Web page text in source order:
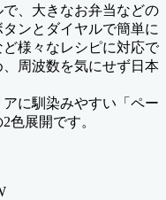
、大きなお弁当などの
ンとダイヤルで簡単に
様々なレシピに対応で
周波数を気にせず日本
に馴染みやすい「ペー
色展開です。